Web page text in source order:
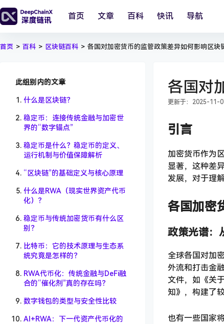
首页 文章 百科 快讯 导航
首页 > 百科 > 区块链百科 > 各国对加密货币的监管政策差异如何影响区块
此组别内的文章
什么是区块链？
稳定币：连接传统金融与加密世
界的“数字锚点”
稳定币是什么？稳定币的定义、
运行机制与价值保障解析
“区块链”的基础定义与核心原理
什么是RWA（现实世界资产代币
化）？
稳定币与传统加密货币有什么区
别？
比特币：它的技术原理与生态系
统究竟是怎样的？
RWA代币化：传统金融与DeFi融
合的“催化剂”真的存在吗？
数字钱包的类型与安全性比较
AI+RWA：下一代资产代币化的
各国对
更新于：2025-11-
引言
加密货币作为
显著，这种差
发展，对于理
各国加密
政策光谱：
全球各国对加
外流和打击金
文件，如《关
知》，构建了
也有一些国家